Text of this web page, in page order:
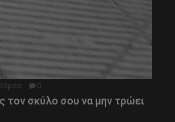
0
τον σκύλο σου να μην τρώει